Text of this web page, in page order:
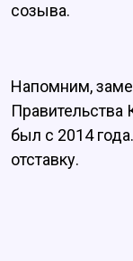
созыва.
Напомним,
Правительства
был с 2014
отставку.